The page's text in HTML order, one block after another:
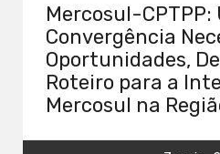
Mercosul-CPTPP:
Convergência
Oportunidades,
Roteiro para a
Mercosul na